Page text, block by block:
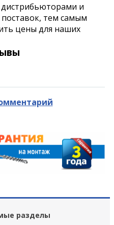
и
тем самым
цены для наших
разделы